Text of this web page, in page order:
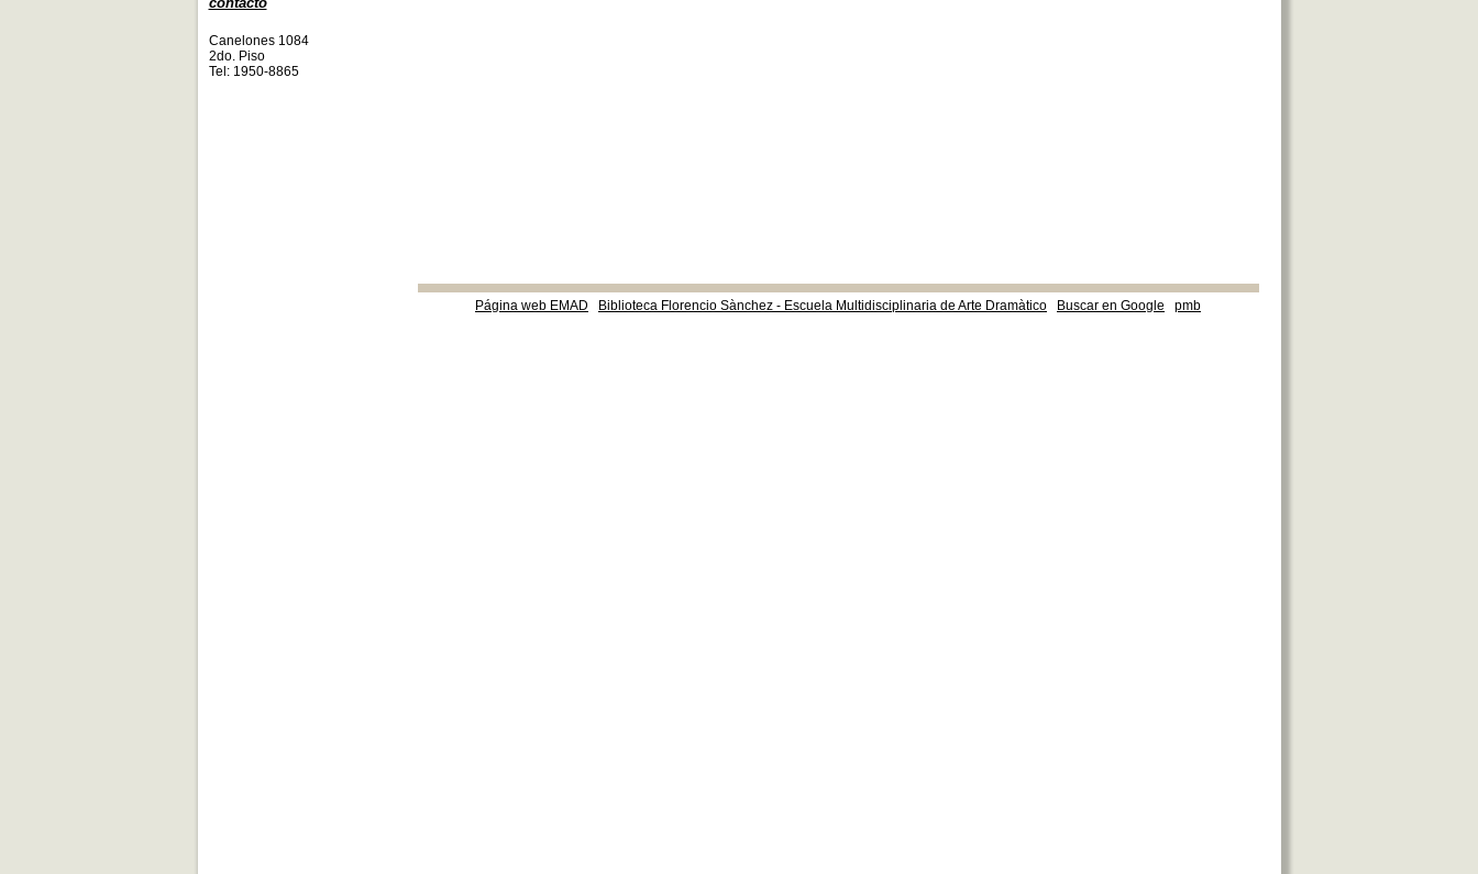
Página web EMAD Biblioteca Florencio Sànchez - Escuela Multidisciplinaria de Arte Dramàtico Buscar en Google pmb
Canelones 1084
2do. Piso
Tel: 1950-8865